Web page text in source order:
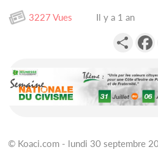
3227 Vues Il y a 1 an
© Koaci.com - lundi 30 septembre